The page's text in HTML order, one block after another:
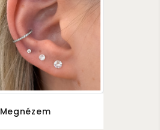
Megnézem